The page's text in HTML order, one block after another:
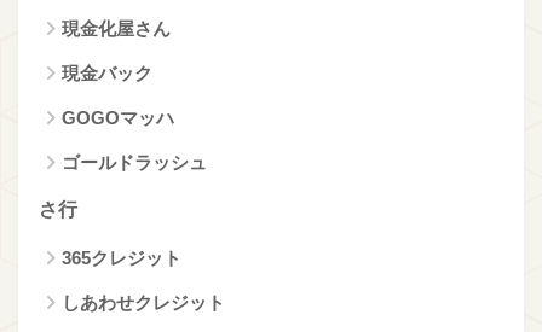
現金化屋さん
現金バック
GOGOマッハ
ゴールドラッシュ
さ行
365クレジット
しあわせクレジット